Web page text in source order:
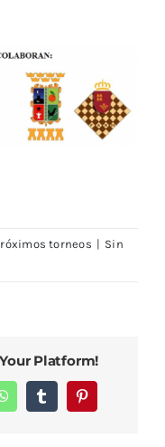
torneos | Sin
Platform!
WhatsAppTumblrPinterest